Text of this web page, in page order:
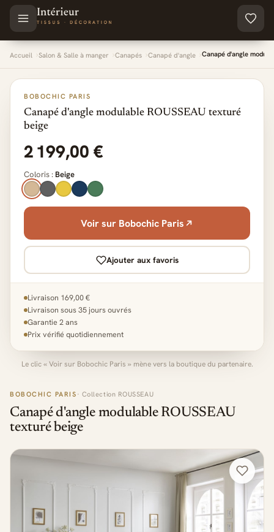
Aller au contenu principal
Accueil Salon & Salle à manger Canapés Canapé d'angle Canapé d'angle
BOBOCHIC PARIS · Collection ROUSSEAU
Canapé d'angle modulable ROUSSEAU
texturé beige
BOBOCHIC PARIS
Canapé d'angle modulable ROUSSEAU texturé
beige
2 199,00 €
Coloris : Beige
Voir sur Bobochic Paris
Ajouter aux favoris
Livraison 169,00 €
Livraison sous 35 jours ouvrés
Garantie 2 ans
Prix vérifié quotidiennement
Le clic « Voir sur Bobochic Paris » mène vers la boutique du partenaire.